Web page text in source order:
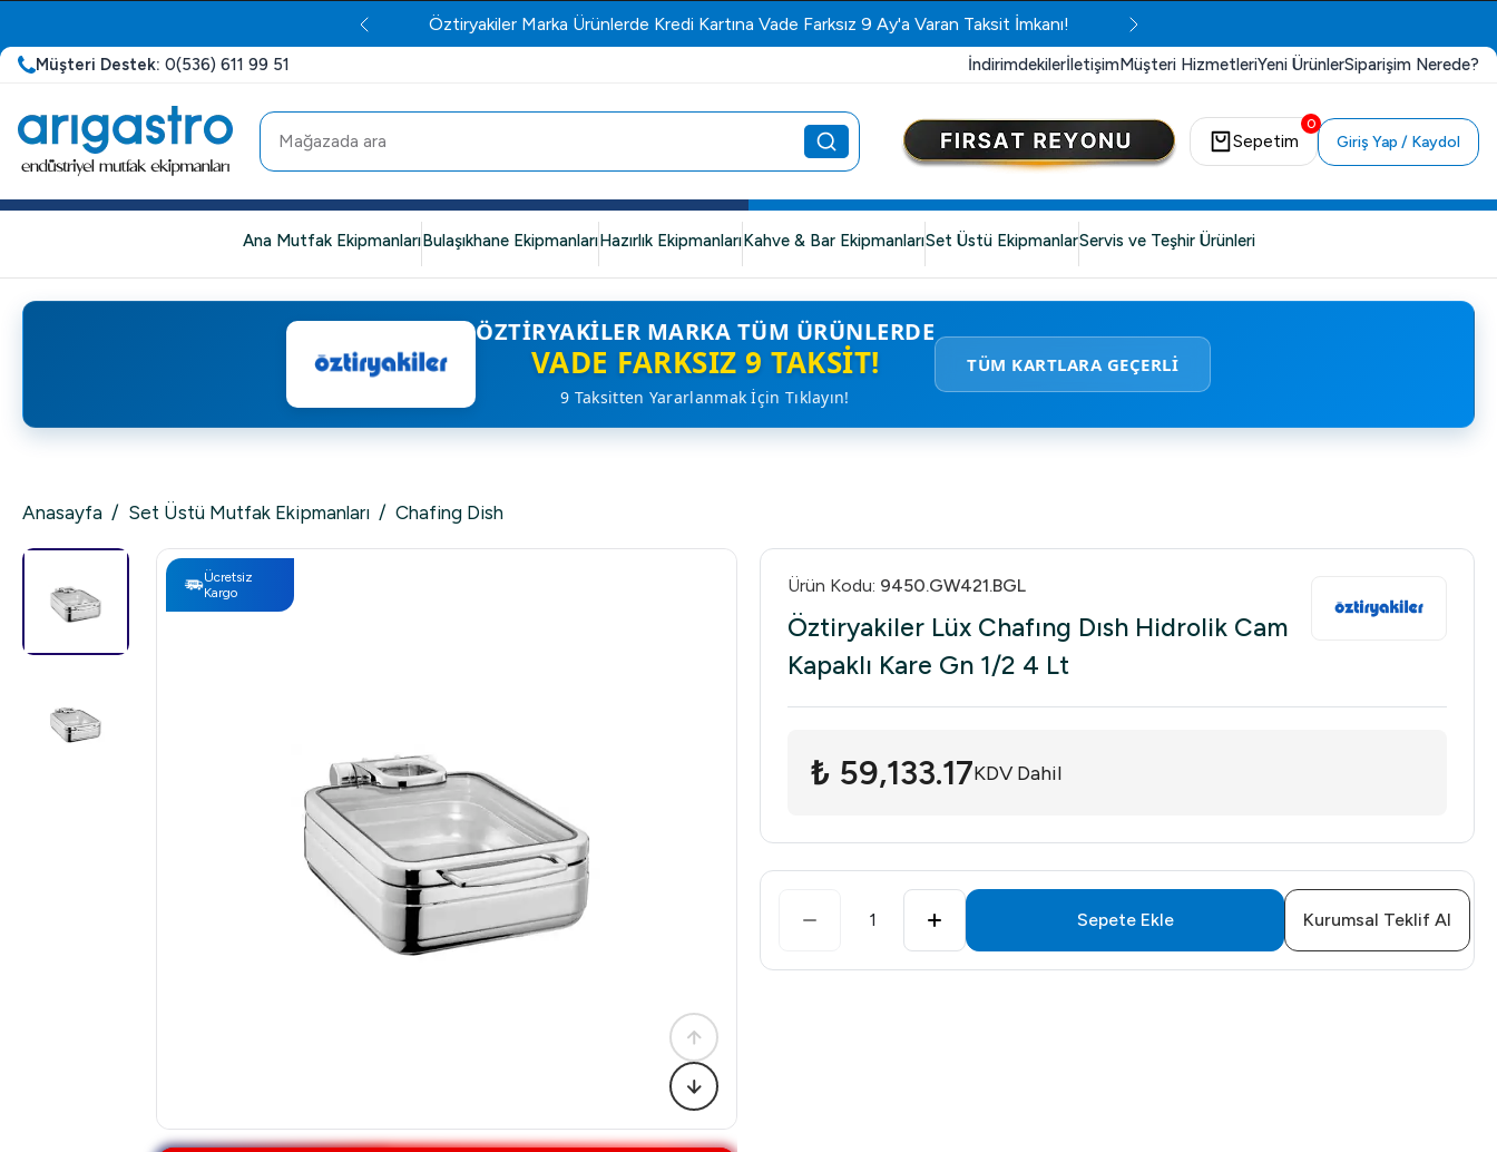
Öztiryakiler Marka Ürünlerde Kredi Kartına Vade Farksız 9 Ay'a Varan Taksit İmkanı!
Müşteri Destek: 0(536) 611 99 51 İndirimdekilerİletişimMüşteri HizmetleriYeni ÜrünlerSiparişim Nerede?
0
Sepetim Giriş Yap / Kaydol
Ana Mutfak EkipmanlarıBulaşıkhane EkipmanlarıHazırlık EkipmanlarıKahve & Bar EkipmanlarıSet Üstü EkipmanlarServis ve Teşhir Ürünleri
ÖZTIRYAKILER MARKA TÜM ÜRÜNLERDE
VADE FARKSIZ 9 TAKSIT!
9 Taksitten Yararlanmak İçin Tıklayın!
TÜM KARTLARA GEÇERLİ
Anasayfa / Set Üstü Mutfak Ekipmanları / Chafing Dish
Ücretsiz
Kargo
Ürün Kodu: 9450.GW421.BGL
Öztiryakiler Lüx Chafıng Dısh Hidrolik Cam
Kapaklı Kare Gn 1/2 4 Lt
₺ 59,133.17KDV Dahil
1 Sepete Ekle Kurumsal Teklif Al